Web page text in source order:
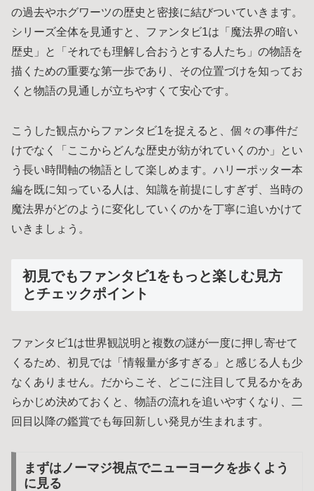
の過去やホグワーツの歴史と密接に結びついていきます。
シリーズ全体を見通すと、ファンタビ1は「魔法界の暗い
歴史」と「それでも理解し合おうとする人たち」の物語を
描くための重要な第一歩であり、その位置づけを知ってお
くと物語の見通しが立ちやすくて安心です。
こうした観点からファンタビ1を捉えると、個々の事件だ
けでなく「ここからどんな歴史が紡がれていくのか」とい
う長い時間軸の物語として楽しめます。ハリーポッター本
編を既に知っている人は、知識を前提にしすぎず、当時の
魔法界がどのように変化していくのかを丁寧に追いかけて
いきましょう。
初見でもファンタビ1をもっと楽しむ見方
とチェックポイント
ファンタビ1は世界観説明と複数の謎が一度に押し寄せて
くるため、初見では「情報量が多すぎる」と感じる人も少
なくありません。だからこそ、どこに注目して見るかをあ
らかじめ決めておくと、物語の流れを追いやすくなり、二
回目以降の鑑賞でも毎回新しい発見が生まれます。
まずはノーマジ視点でニューヨークを歩くよう
に見る